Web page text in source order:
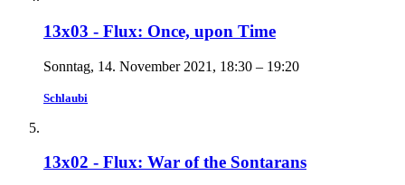
13x03 - Flux: Once, upon Time
Sonntag, 14. November 2021, 18:30 – 19:20
Schlaubi
13x02 - Flux: War of the Sontarans